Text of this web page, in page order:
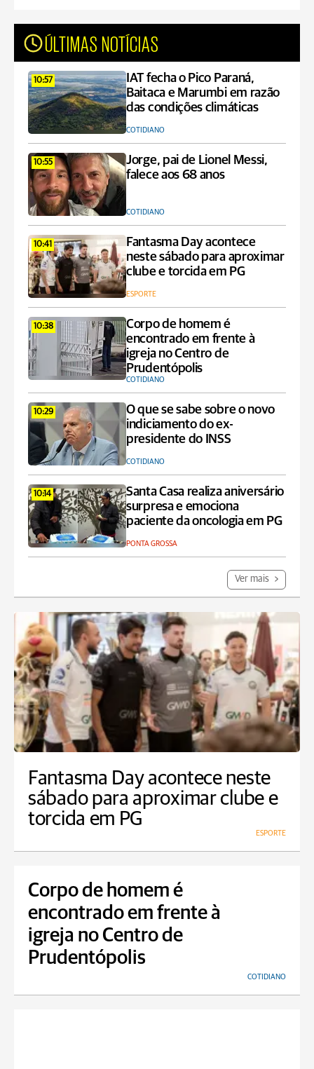
ÚLTIMAS NOTÍCIAS
10:57
IAT fecha o Pico Paraná,
Baitaca e Marumbi em razão
das condições climáticas
COTIDIANO
10:55
Jorge, pai de Lionel Messi,
falece aos 68 anos
COTIDIANO
10:41
Fantasma Day acontece
neste sábado para aproximar
clube e torcida em PG
ESPORTE
10:38
Corpo de homem é
encontrado em frente à
igreja no Centro de
Prudentópolis
COTIDIANO
10:29
O que se sabe sobre o novo
indiciamento do ex-
presidente do INSS
COTIDIANO
10:14
Santa Casa realiza aniversário
surpresa e emociona
paciente da oncologia em PG
PONTA GROSSA
Ver mais
Fantasma Day acontece neste
sábado para aproximar clube e
torcida em PG
ESPORTE
Corpo de homem é
encontrado em frente à
igreja no Centro de
Prudentópolis
COTIDIANO